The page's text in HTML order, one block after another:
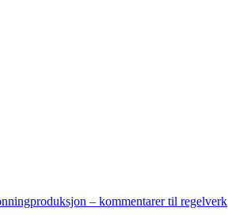
– kommentarer til regelverk